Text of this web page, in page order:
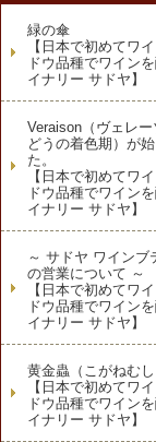
緑の傘
【日本で初めてワ
ドウ品種でワイン
イナリー サドヤ】
Veraison（ヴェレ
どうの着色期）が
た。
【日本で初めてワ
ドウ品種でワイン
イナリー サドヤ】
～ サドヤ ワインブ
の営業について ～
【日本で初めてワ
ドウ品種でワイン
イナリー サドヤ】
黄金蟲（こがねむし
【日本で初めてワ
ドウ品種でワイン
イナリー サドヤ】